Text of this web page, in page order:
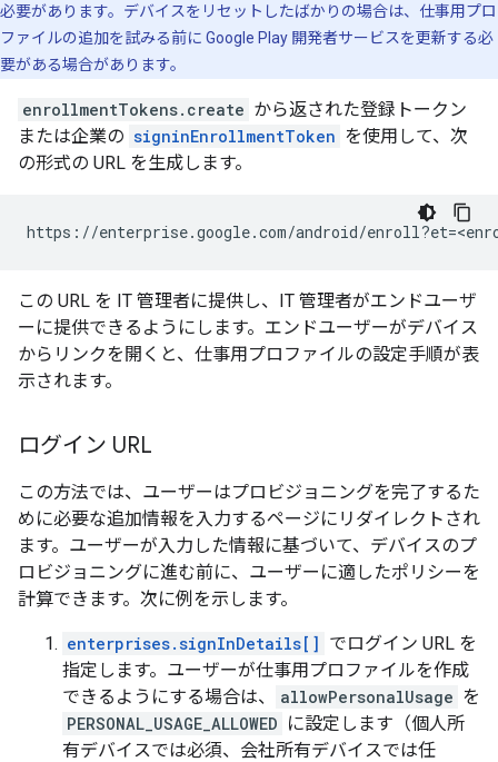
必要があります。デバイスをリセットしたばかりの場合は、仕事用プロ
ファイルの追加を試みる前に Google Play 開発者サービスを更新する必
要がある場合があります。
enrollmentTokens.create から返された登録トークン
または企業の signinEnrollmentToken を使用して、次
の形式の URL を生成します。
この URL を IT 管理者に提供し、IT 管理者がエンドユーザ
ーに提供できるようにします。エンドユーザーがデバイス
からリンクを開くと、仕事用プロファイルの設定手順が表
示されます。
ログイン URL
この方法では、ユーザーはプロビジョニングを完了するた
めに必要な追加情報を入力するページにリダイレクトされ
ます。ユーザーが入力した情報に基づいて、デバイスのプ
ロビジョニングに進む前に、ユーザーに適したポリシーを
計算できます。次に例を示します。
enterprises.signInDetails[] でログイン URL を
指定します。ユーザーが仕事用プロファイルを作成
できるようにする場合は、
allowPersonalUsage を
PERSONAL_USAGE_ALLOWED に設定します（個人所
有デバイスでは必須、会社所有デバイスでは任